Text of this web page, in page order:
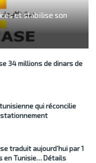
et stabilise son
34 millions de dinars de
qui réconcilie
traduit aujourd’hui par 1
en Tunisie… Détails